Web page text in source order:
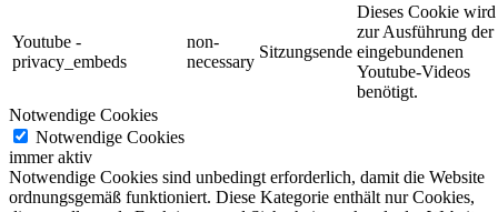
Youtube -
privacy_embeds
non-
necessary
Sitzungsende
Dieses Cookie wird
zur Ausführung der
eingebundenen
Youtube-Videos
benötigt.
Notwendige Cookies
Notwendige Cookies
immer aktiv
Notwendige Cookies sind unbedingt erforderlich, damit die Website
ordnungsgemäß funktioniert. Diese Kategorie enthält nur Cookies,